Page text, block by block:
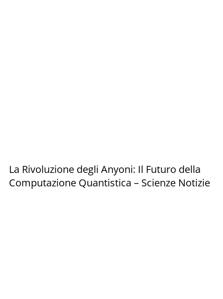
La Rivoluzione degli Anyoni: Il Futuro della
Computazione Quantistica – Scienze Notizie